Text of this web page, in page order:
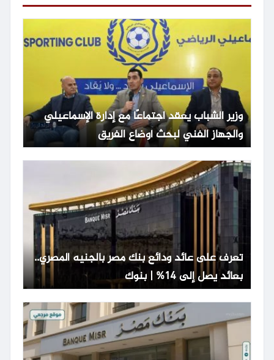
وزير الشباب يعقد اجتماعًا مع إدارة الإسماعيلي
والجهاز الفني لبحث أوضاع الفريق
تعرف على عائد ودائع بنك مصر بالجنيه المصري..
بعائد يصل إلى 14% | بنوك